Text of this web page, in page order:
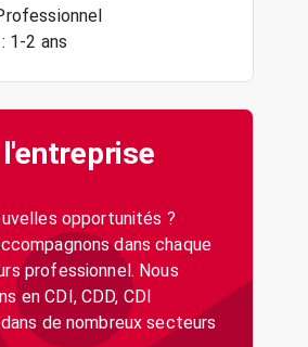
1-2 ans
opportunités ?
dans chaque
professionnel. Nous
en CDI, CDD, CDI
de nombreux secteurs